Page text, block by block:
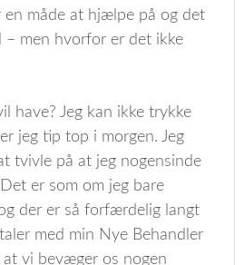
en måde at hjælpe på og det
– men hvorfor er det ikke
have? Jeg kan ikke trykke
jeg tip top i morgen. Jeg
tvivle på at jeg nogensinde
er som om jeg bare
der er så forfærdelig langt
med min Nye Behandler
at vi bevæger os nogen